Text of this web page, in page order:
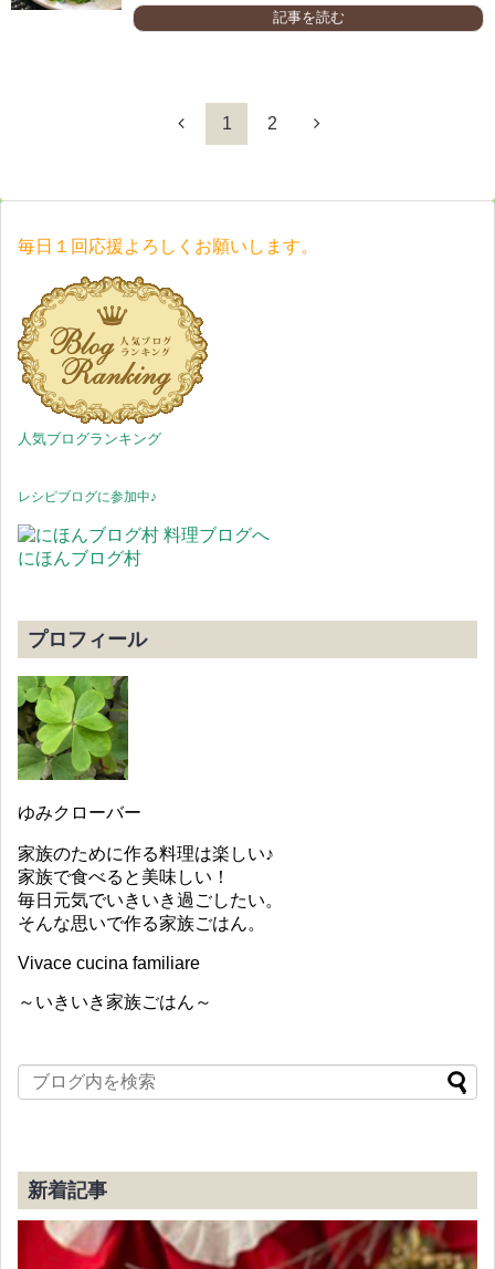
記事を読む
1 2
毎日１回応援よろしくお願いします。
人気ブログランキング
レシピブログに参加中♪
にほんブログ村
プロフィール
ゆみクローバー
家族のために作る料理は楽しい♪
家族で食べると美味しい！
毎日元気でいきいき過ごしたい。
そんな思いで作る家族ごはん。
Vivace cucina familiare
～いきいき家族ごはん～
新着記事